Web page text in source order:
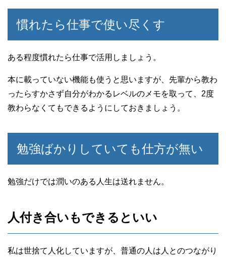
慣れたら仕事で使い尽くす
ある程度慣れたら仕事で活用しましょう。
本に載っていない機能も使うと思いますが、先輩から教わ
ったらすかさず自分がわかるレベルのメモを取って、2度
教わらなくてもできるようにしておきましょう。
勉強ばかりしていても仕方が無い
勉強だけでは潤いのある人生は送れません。
人付き合いもできるといい
私は世捨て人化していますが、普通の人は人とのつながり